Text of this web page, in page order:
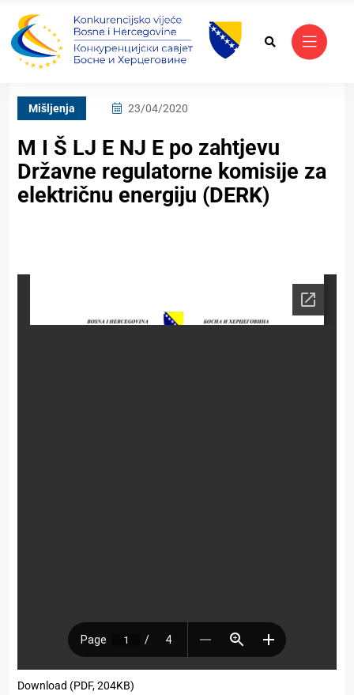
Mišljenja 23/04/2020
M I Š LJ E NJ E po zahtjevu
Državne regulatorne komisije za
električnu energiju (DERK)
Download (PDF, 204KB)